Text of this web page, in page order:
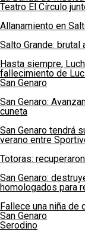
Teatro El Círculo
Allanamiento en
Salto Grande:
Hasta siempre,
fallecimiento de
San Genaro
San Genaro:
cuneta
San Genaro tendrá
verano entre
Totoras:
San Genaro:
homologados para
Fallece una niña de
San Genaro
Serodino